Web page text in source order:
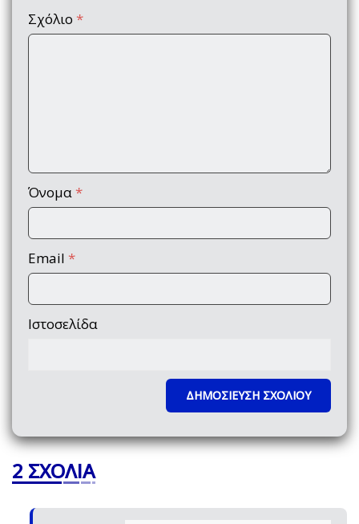
Σχόλιο *
Όνομα *
Email *
Ιστοσελίδα
2 ΣΧΌΛΙΑ